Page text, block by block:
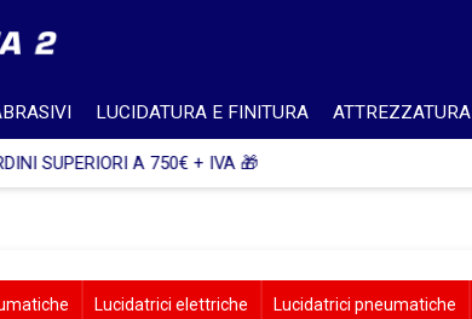
LUCIDATURA E FINITURA ATTREZZATURA
SUPERIORI A 750€ + IVA 🎁
Lucidatrici elettriche Lucidatrici pneumatiche